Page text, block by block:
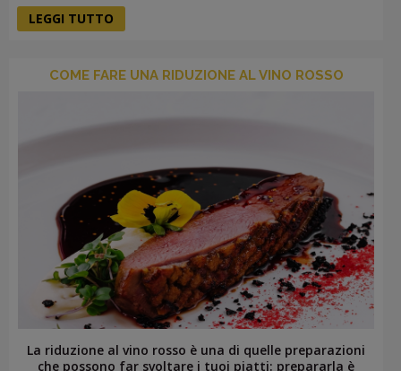
LEGGI TUTTO
COME FARE UNA RIDUZIONE AL VINO ROSSO
La riduzione al vino rosso è una di quelle preparazioni
che possono far svoltare i tuoi piatti: prepararla è